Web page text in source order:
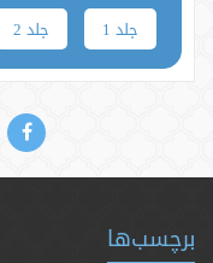
جلد 1 جلد 2
برچسب‌ها